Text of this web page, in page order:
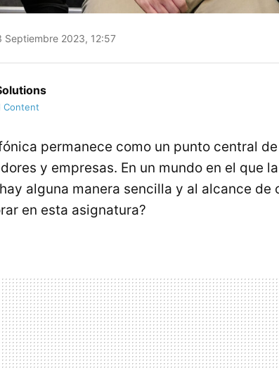
Septiembre 2023, 12:57
Content
permanece como un punto central
y empresas. En un mundo en el que
alguna manera sencilla y al alcance de
en esta asignatura?